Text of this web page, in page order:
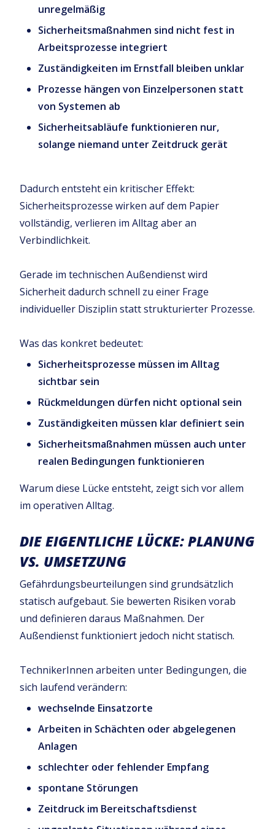
unregelmäßig
Sicherheitsmaßnahmen sind nicht fest in
Arbeitsprozesse integriert
Zuständigkeiten im Ernstfall bleiben unklar
Prozesse hängen von Einzelpersonen statt
von Systemen ab
Sicherheitsabläufe funktionieren nur,
solange niemand unter Zeitdruck gerät
Dadurch entsteht ein kritischer Effekt:
Sicherheitsprozesse wirken auf dem Papier
vollständig, verlieren im Alltag aber an
Verbindlichkeit.
Gerade im technischen Außendienst wird
Sicherheit dadurch schnell zu einer Frage
individueller Disziplin statt strukturierter Prozesse.
Was das konkret bedeutet:
Sicherheitsprozesse müssen im Alltag
sichtbar sein
Rückmeldungen dürfen nicht optional sein
Zuständigkeiten müssen klar definiert sein
Sicherheitsmaßnahmen müssen auch unter
realen Bedingungen funktionieren
Warum diese Lücke entsteht, zeigt sich vor allem
im operativen Alltag.
DIE EIGENTLICHE LÜCKE: PLANUNG
VS. UMSETZUNG
Gefährdungsbeurteilungen sind grundsätzlich
statisch aufgebaut. Sie bewerten Risiken vorab
und definieren daraus Maßnahmen. Der
Außendienst funktioniert jedoch nicht statisch.
TechnikerInnen arbeiten unter Bedingungen, die
sich laufend verändern:
wechselnde Einsatzorte
Arbeiten in Schächten oder abgelegenen
Anlagen
schlechter oder fehlender Empfang
spontane Störungen
Zeitdruck im Bereitschaftsdienst